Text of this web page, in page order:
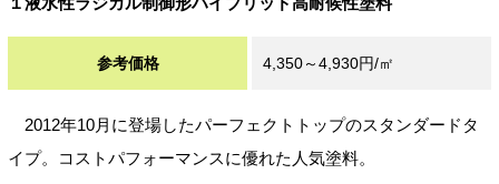
参考価格 4,350～4,930円/㎡
2012年10月に登場したパーフェクトトップのスタンダードタ
イプ。コストパフォーマンスに優れた人気塗料。